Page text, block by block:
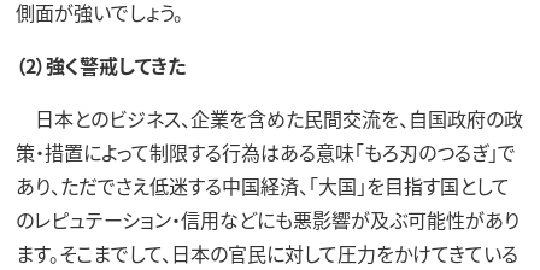
側面が強いでしょう。
（2）強く警戒してきた
日本とのビジネス、企業を含めた民間交流を、自国政府の政
策・措置によって制限する行為はある意味「もろ刃のつるぎ」で
あり、ただでさえ低迷する中国経済、「大国」を目指す国として
のレピュテーション・信用などにも悪影響が及ぶ可能性があり
ます。そこまでして、日本の官民に対して圧力をかけてきている